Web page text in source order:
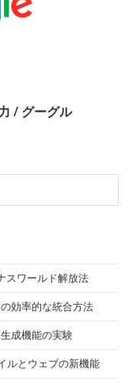
/ グーグル
スワールド解放法
効率的な統合方法
成機能の実験
ルとウェブの新機能